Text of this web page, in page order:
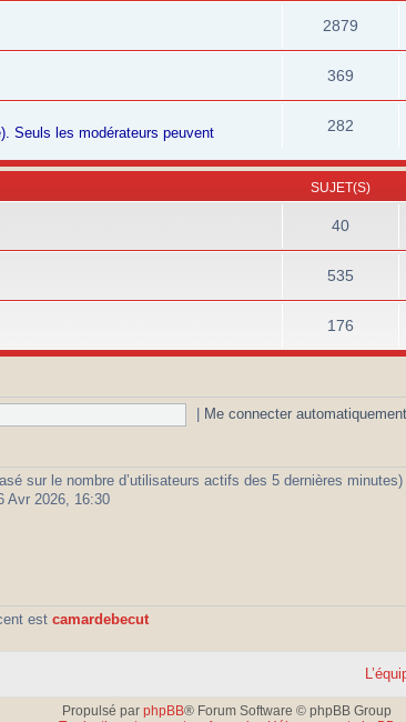
2879
369
Seuls les modérateurs peuvent
282
SUJET(S)
40
535
176
Me connecter
sur le nombre d’utilisateurs actifs des 5 dernières minutes)
Avr 2026, 16:30
est camardebecut
Propulsé par phpBB® Forum Software © phpBB Group